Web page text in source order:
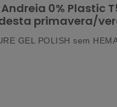
Andreia 0%
primavera/
GEL POLISH sem